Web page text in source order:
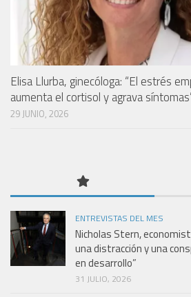
Elisa Llurba, ginecóloga: “El estrés
aumenta el cortisol y agrava
29 JUNIO, 2026
ENTREVISTAS DEL MES
Nicholas Stern,
una distracción y una
en desarrollo”
31 JULIO, 2026